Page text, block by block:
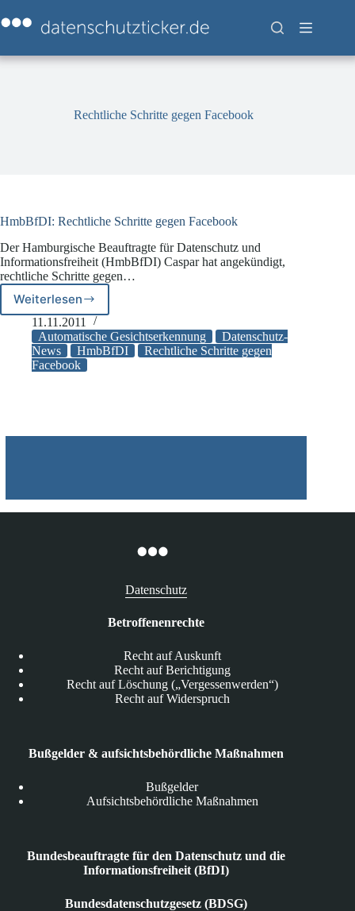
Inhalt
springen
Rechtliche Schritte gegen Facebook
HmbBfDI: Rechtliche Schritte gegen Facebook
Der Hamburgische Beauftragte für Datenschutz und
Informationsfreiheit (HmbBfDI) Caspar hat angekündigt,
rechtliche Schritte gegen…
Weiterlesen
HmbBfDI:
Rechtliche
Schritte
gegen
Facebook
11.11.2011
Automatische Gesichtserkennung
Datenschutz-
News
HmbBfDI
Rechtliche Schritte gegen
Facebook
Datenschutz
Betroffenenrechte
Recht auf Auskunft
Recht auf Berichtigung
Recht auf Löschung („Vergessenwerden“)
Recht auf Widerspruch
Bußgelder & aufsichtsbehördliche Maßnahmen
Bußgelder
Aufsichtsbehördliche Maßnahmen
Bundesbeauftragte für den Datenschutz und die
Informationsfreiheit (BfDI)
Bundesdatenschutzgesetz (BDSG)